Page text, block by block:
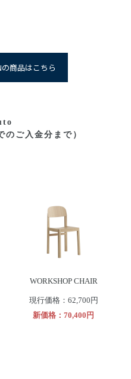
の商品はこちら
のご入金分まで）
WORKSHOP CHAIR
現行価格：62,700円
新価格：70,400円